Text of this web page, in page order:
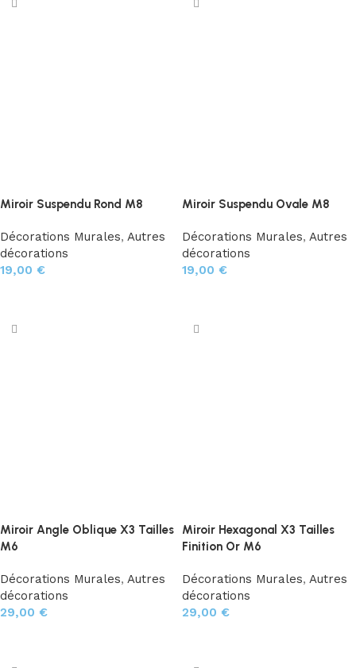
Miroir Suspendu Rond M8
Décorations Murales, Autres
décorations
19,00 €
Miroir Suspendu Ovale M8
Décorations Murales, Autres
décorations
19,00 €
Miroir Angle Oblique X3 Tailles
M6
Décorations Murales, Autres
décorations
29,00 €
Miroir Hexagonal X3 Tailles
Finition Or M6
Décorations Murales, Autres
décorations
29,00 €